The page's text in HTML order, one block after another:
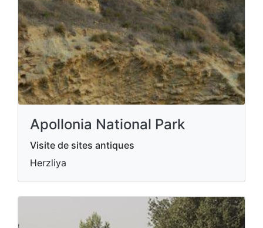
Apollonia National Park
Visite de sites antiques
Herzliya